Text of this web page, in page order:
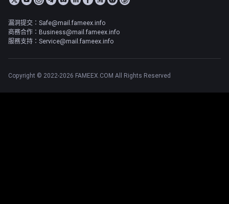
漏洞提交：Safe@mail.fameex.info
商務合作：Business@mail.fameex.info
服務支持：Service@mail.fameex.info
Copyright © 2022-2026 FAMEEX.COM All Rights Reserved